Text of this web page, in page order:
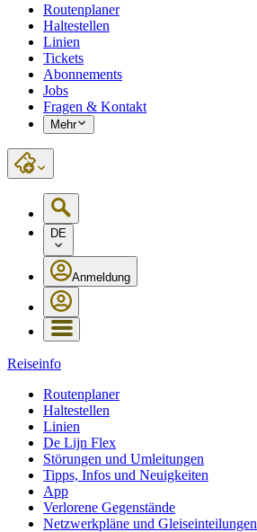
Routenplaner
Haltestellen
Linien
Tickets
Abonnements
Jobs
Fragen & Kontakt
Mehr
DE
Anmeldung
Reiseinfo
Routenplaner
Haltestellen
Linien
De Lijn Flex
Störungen und Umleitungen
Tipps, Infos und Neuigkeiten
App
Verlorene Gegenstände
Netzwerkpläne und Gleiseinteilungen